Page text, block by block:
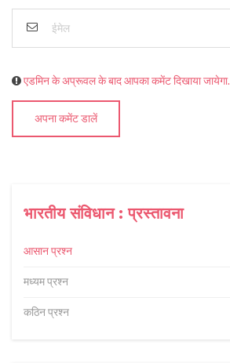
भारतीय संविधान : प्रस्तावना
आसान प्रश्न
मध्यम प्रश्न
कठिन प्रश्न
एडमिन के अप्रूवल के बाद आपका कमेंट दिखाया जायेगा.
अपना कमेंट डालें